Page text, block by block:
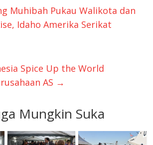
Muhibah Pukau Walikota dan
Idaho Amerika Serikat
Spice Up the World
AS →
Mungkin Suka